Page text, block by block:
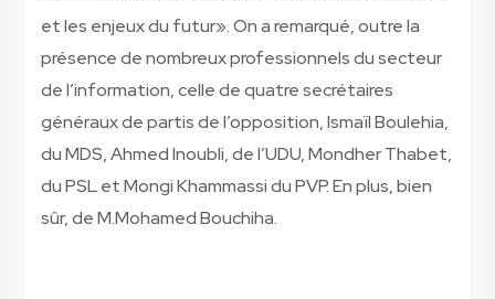
et les enjeux du futur». On a remarqué, outre la
présence de nombreux professionnels du secteur
de l’information, celle de quatre secrétaires
généraux de partis de l’opposition, Ismaïl Boulehia,
du MDS, Ahmed Inoubli, de l’UDU, Mondher Thabet,
du PSL et Mongi Khammassi du PVP. En plus, bien
sûr, de M.Mohamed Bouchiha.